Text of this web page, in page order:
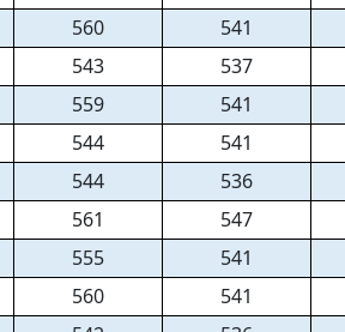
560 541
543 537
559 541
544 541
544 536
561 547
555 541
560 541